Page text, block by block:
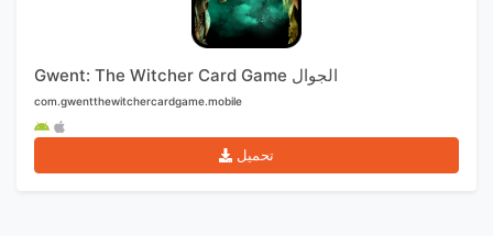
Gwent: The Witcher Card Game الجوال
com.gwentthewitchercardgame.mobile
تحميل